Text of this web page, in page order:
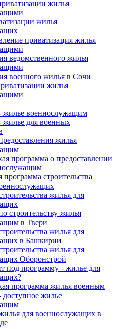
жилья
жилья
приватизация жилья
ведомственного жилья
военного жилья в Сочи
жилья
жилье военнослужащим
жилье для военных
жилья
программа о предоставлении
программа строительства
жилья для
строительству жилья
в Твери
жилья для
в Башкирии
жилья для
Оборонстрой
под программу - жилье для
программа жилья военным
жилье
для военнослужащих в